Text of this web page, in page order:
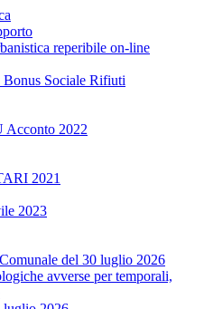
reperibile on-line
Sociale Rifiuti
Acconto 2022
2021
2023
del 30 luglio 2026
avverse per temporali,